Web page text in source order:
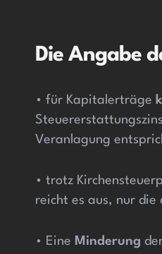
Die Angabe
• für Kapitalerträge
Veranlagung
• trotz
reicht es aus, nur
• Eine Minderung